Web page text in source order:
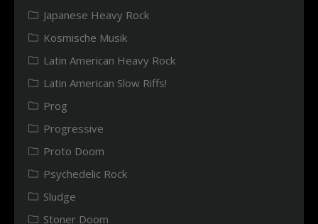
Japanese Heavy Rock
Kosmische Musik
Latin American Heavy Rock
Latin American Slow Riffs!
Prog
Progressive
Proto Doom
Psychedelic Rock
Sludge
Stoner Doom